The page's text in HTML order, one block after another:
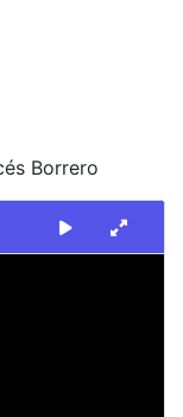
Borrero